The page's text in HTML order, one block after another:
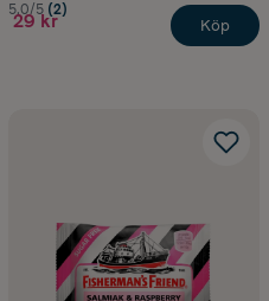
5.0/5 (2)
29 kr Köp